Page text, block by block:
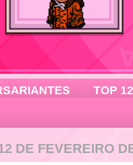
TOP 12
DE FEVEREIRO